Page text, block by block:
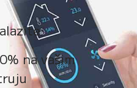
na vašim